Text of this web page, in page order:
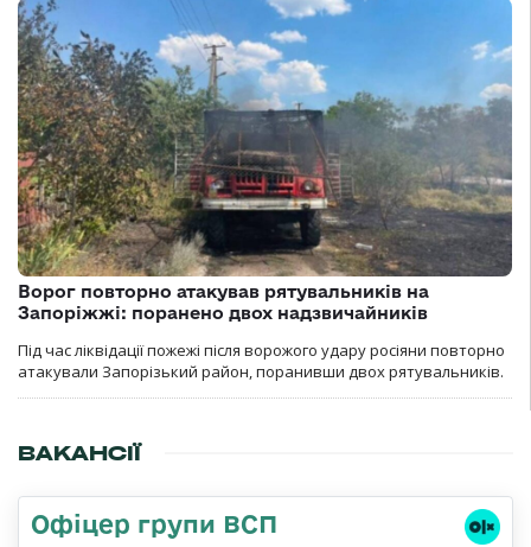
Ворог повторно атакував рятувальників на
Запоріжжі: поранено двох надзвичайників
Під час ліквідації пожежі після ворожого удару росіяни повторно
атакували Запорізький район, поранивши двох рятувальників.
ВАКАНСІЇ
Офіцер групи ВСП